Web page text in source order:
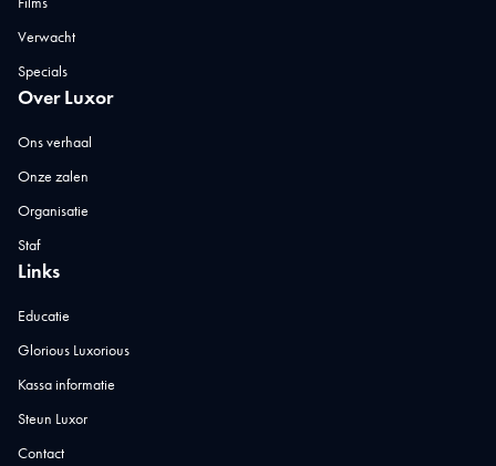
Verwacht
Specials
Over Luxor
Ons verhaal
Onze zalen
Organisatie
Staf
Links
Educatie
Glorious Luxorious
Kassa informatie
Steun Luxor
Contact